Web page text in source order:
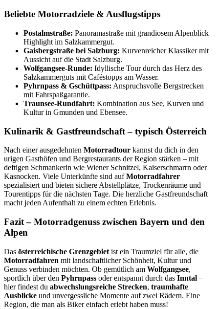
Beliebte Motorradziele & Ausflugstipps
Postalmstraße: Panoramastraße mit grandiosem Alpenblick –
Highlight im Salzkammergut.
Gaisbergstraße bei Salzburg: Kurvenreicher Klassiker mit
Aussicht auf die Stadt Salzburg.
Wolfgangsee-Runde: Idyllische Tour durch das Herz des
Salzkammerguts mit Caféstopps am Wasser.
Pyhrnpass & Gschüttpass: Anspruchsvolle Bergstrecken
mit Fahrspaßgarantie.
Traunsee-Rundfahrt: Kombination aus See, Kurven und
Kultur in Gmunden und Ebensee.
Kulinarik & Gastfreundschaft – typisch Österreich
Nach einer ausgedehnten Motorradtour kannst du dich in den
urigen Gasthöfen und Bergrestaurants der Region stärken – mit
deftigen Schmankerln wie Wiener Schnitzel, Kaiserschmarrn oder
Kasnocken. Viele Unterkünfte sind aufMotorradfahrer
spezialisiert und bieten sichere Abstellplätze, Trockenräume und
Tourentipps für die nächsten Tage. Die herzliche Gastfreundschaft
macht jeden Aufenthalt zu einem echten Erlebnis.
Fazit – Motorradgenuss zwischen Bayern und den
Alpen
Das österreichische Grenzgebiet ist ein Traumziel für alle, die
Motorradfahren mit landschaftlicher Schönheit, Kultur und
Genuss verbinden möchten. Ob gemütlich am Wolfgangsee,
sportlich über den Pyhrnpass oder entspannt durch das Inntal –
hier findest du abwechslungsreiche Strecken, traumhafte
Ausblicke und unvergessliche Momente auf zwei Rädern. Eine
Region, die man als Biker einfach erlebt haben muss!